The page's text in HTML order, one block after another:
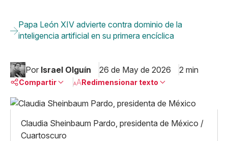
Papa León XIV advierte contra dominio de la
inteligencia artificial en su primera encíclica
Por Israel Olguín 26 de May de 2026 2 min
Compartir
Facebook
X
Redimensionar texto
Mediano
Claudia Sheinbaum Pardo, presidenta de México /
Cuartoscuro